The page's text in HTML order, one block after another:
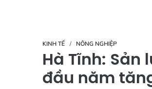
KINH TẾ NÔNG NGHIỆP
Hà Tĩnh:
đầu năm